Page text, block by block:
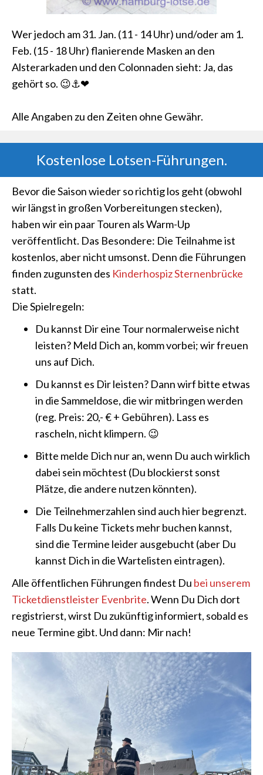
Wer jedoch am 31. Jan. (11 - 14 Uhr) und/oder am 1.
Feb. (15 - 18 Uhr) flanierende Masken an den
Alsterarkaden und den Colonnaden sieht: Ja, das
gehört so. 😉⚓❤
Alle Angaben zu den Zeiten ohne Gewähr.
Kostenlose Lotsen-Führungen.
Bevor die Saison wieder so richtig los geht (obwohl
wir längst in großen Vorbereitungen stecken),
haben wir ein paar Touren als Warm-Up
veröffentlicht. Das Besondere: Die Teilnahme ist
kostenlos, aber nicht umsonst. Denn die Führungen
finden zugunsten des Kinderhospiz Sternenbrücke
statt.
Die Spielregeln:
Du kannst Dir eine Tour normalerweise nicht
leisten? Meld Dich an, komm vorbei; wir freuen
uns auf Dich.
Du kannst es Dir leisten? Dann wirf bitte etwas
in die Sammeldose, die wir mitbringen werden
(reg. Preis: 20,- € + Gebühren). Lass es
rascheln, nicht klimpern. 😉
Bitte melde Dich nur an, wenn Du auch wirklich
dabei sein möchtest (Du blockierst sonst
Plätze, die andere nutzen könnten).
Die Teilnehmerzahlen sind auch hier begrenzt.
Falls Du keine Tickets mehr buchen kannst,
sind die Termine leider ausgebucht (aber Du
kannst Dich in die Wartelisten eintragen).
Alle öffentlichen Führungen findest Du bei unserem
Ticketdienstleister Evenbrite. Wenn Du Dich dort
registrierst, wirst Du zukünftig informiert, sobald es
neue Termine gibt. Und dann: Mir nach!